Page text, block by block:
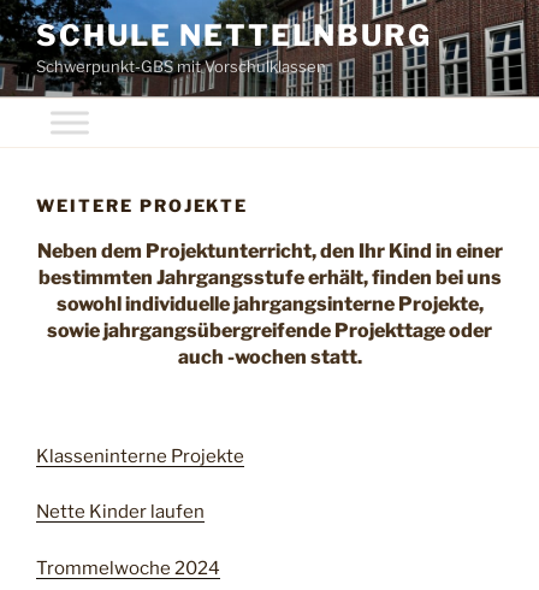
Zum
Inhalt
springen
SCHULE NETTELNBURG
Schwerpunkt-GBS mit Vorschulklassen
WEITERE PROJEKTE
Neben dem Projektunterricht, den Ihr Kind in einer
bestimmten Jahrgangsstufe erhält, finden bei uns
sowohl individuelle jahrgangsinterne Projekte,
sowie jahrgangsübergreifende Projekttage oder
auch -wochen statt.
Klasseninterne Projekte
Nette Kinder laufen
Trommelwoche 2024